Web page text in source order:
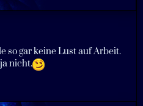
so gar keine Lust auf Arbeit.
nicht.